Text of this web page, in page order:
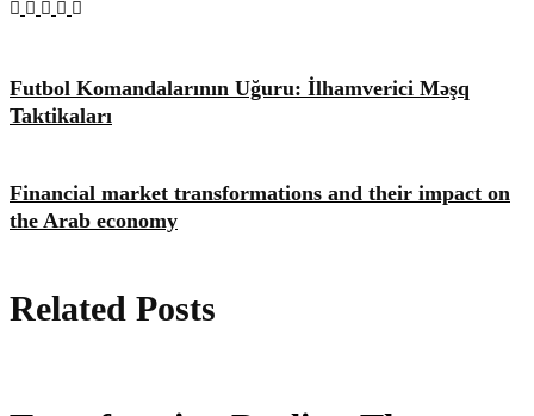
Futbol Komandalarının Uğuru: İlhamverici Məşq
Taktikaları
Financial market transformations and their impact on
the Arab economy
Related Posts